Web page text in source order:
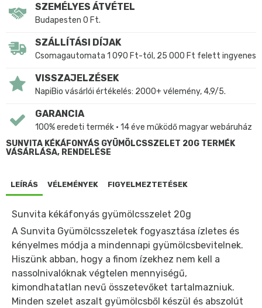
SZEMÉLYES ÁTVÉTEL
Budapesten 0 Ft.
SZÁLLÍTÁSI DÍJAK
Csomagautomata 1 090 Ft-tól, 25 000 Ft felett ingyenes
VISSZAJELZÉSEK
NapiBio vásárlói értékelés: 2000+ vélemény, 4,9/5.
GARANCIA
100% eredeti termék • 14 éve működő magyar webáruház
SUNVITA KÉKÁFONYÁS GYÜMÖLCSSZELET 20G TERMÉK
VÁSÁRLÁSA, RENDELÉSE
LEÍRÁS VÉLEMÉNYEK FIGYELMEZTETÉSEK
Sunvita kékáfonyás gyümölcsszelet 20g
A Sunvita Gyümölcsszeletek fogyasztása ízletes és
kényelmes módja a mindennapi gyümölcsbevitelnek.
Hiszünk abban, hogy a finom ízekhez nem kell a
nassolnivalóknak végtelen mennyiségű,
kimondhatatlan nevű összetevőket tartalmazniuk.
Minden szelet aszalt gyümölcsből készül és abszolút